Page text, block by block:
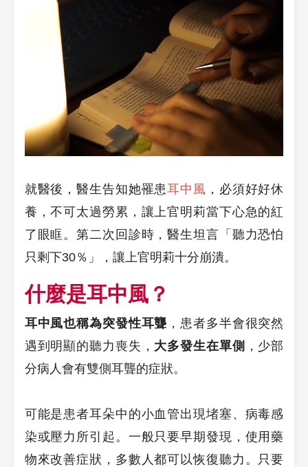
就醫後，醫生告知她罹患耳中風 ，必須好好休
養，不可太過勞累，讓上官明莉當下心急的紅
了眼眶。第二次回診時，醫生坦言「聽力恐怕
只剩下30％」，讓上官明莉十分崩潰。
什麼是耳中風？
耳中風也稱為突發性耳聾 ，患者多半會很突然
遇到明顯的聽力喪失， 大多發生在單側 ，少部
分病人會有雙側耳聾的症狀。
可能是患者耳朵中的小血管出現堵塞、病毒感
染或壓力所引起。一般只要早期發現，使用藥
物來改善症狀，多數人都可以恢復聽力。只要